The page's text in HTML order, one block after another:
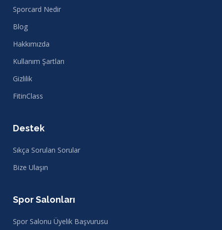
Sporcard Nedir
Blog
Hakkımızda
Kullanım Şartları
Gizlilik
FitinClass
Destek
Sıkça Sorulan Sorular
Bize Ulaşın
Spor Salonları
Spor Salonu Üyelik Başvurusu